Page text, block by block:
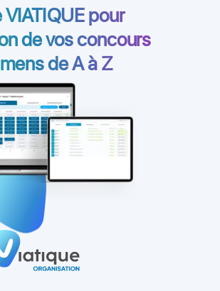
pour
de vos concours
de A à Z